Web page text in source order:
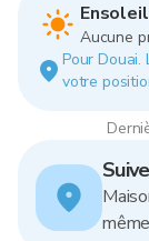
Aucune
Pour Douai.
votre